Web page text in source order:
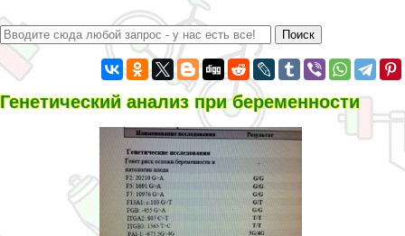
Генетический анализ при беременности